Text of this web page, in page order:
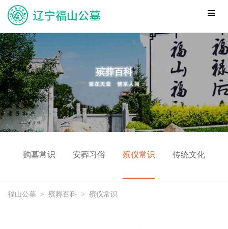
购墓常识 安葬习俗 殡仪常识 传统文化
福山公墓 > 殡葬百科 > 殡仪常识